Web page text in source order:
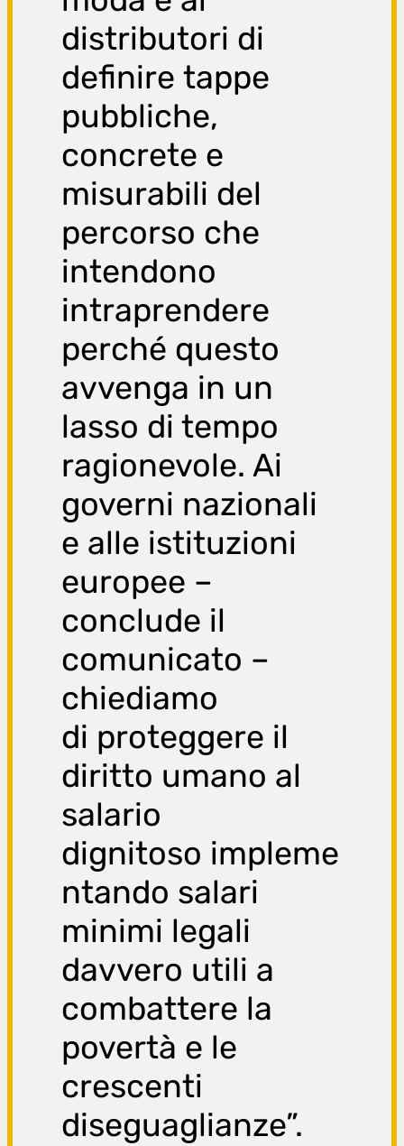
distributori di
definire tappe
pubbliche,
concrete e
misurabili del
percorso che
intendono
intraprendere
perché questo
avvenga in un
lasso di tempo
ragionevole. Ai
governi nazionali
e alle istituzioni
europee –
conclude il
comunicato –
chiediamo
di proteggere il
diritto umano al
salario
dignitoso impleme
ntando salari
minimi legali
davvero utili a
combattere la
povertà e le
crescenti
diseguaglianze”.